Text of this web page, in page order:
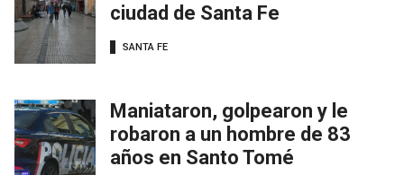
ciudad de Santa Fe
SANTA FE
Maniataron, golpearon y le
robaron a un hombre de 83
años en Santo Tomé